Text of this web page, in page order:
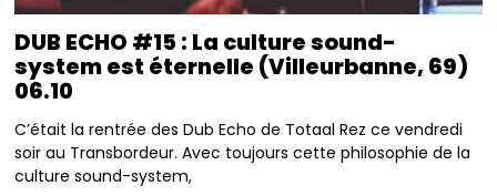
DUB ECHO #15 : La culture sound-
system est éternelle (Villeurbanne, 69)
06.10
C’était la rentrée des Dub Echo de Totaal Rez ce vendredi
soir au Transbordeur. Avec toujours cette philosophie de la
culture sound-system,